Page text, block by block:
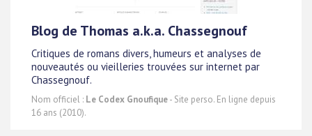
Blog de Thomas a.k.a. Chassegnouf
Critiques de romans divers, humeurs et analyses de
nouveautés ou vieilleries trouvées sur internet par
Chassegnouf.
Nom officiel : Le Codex Gnoufique- Site perso. En ligne depuis
16 ans (2010).